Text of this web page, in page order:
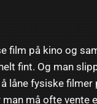
film på kino og
fint. Og man
låne fysiske
må ofte vente